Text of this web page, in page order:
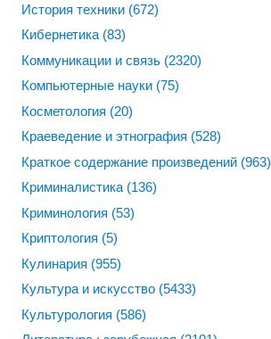
История техники (672)
Кибернетика (83)
Коммуникации и связь (2320)
Компьютерные науки (75)
Косметология (20)
Краеведение и этнография (528)
Краткое содержание произведений (963)
Криминалистика (136)
Криминология (53)
Криптология (5)
Кулинария (955)
Культура и искусство (5433)
Культурология (586)